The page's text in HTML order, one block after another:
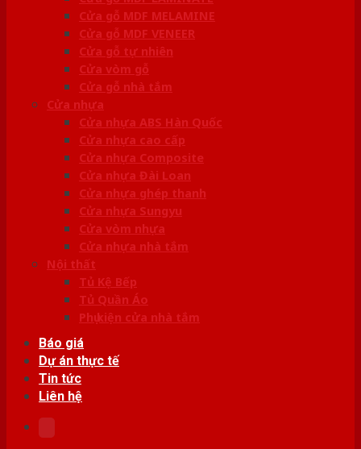
Cửa gỗ MDF MELAMINE
Cửa gỗ MDF VENEER
Cửa gỗ tự nhiên
Cửa vòm gỗ
Cửa gỗ nhà tắm
Cửa nhựa
Cửa nhựa ABS Hàn Quốc
Cửa nhựa cao cấp
Cửa nhựa Composite
Cửa nhựa Đài Loan
Cửa nhựa ghép thanh
Cửa nhựa Sungyu
Cửa vòm nhựa
Cửa nhựa nhà tắm
Nội thất
Tủ Kệ Bếp
Tủ Quần Áo
Phụ kiện cửa nhà tắm
Báo giá
Dự án thực tế
Tin tức
Liên hệ